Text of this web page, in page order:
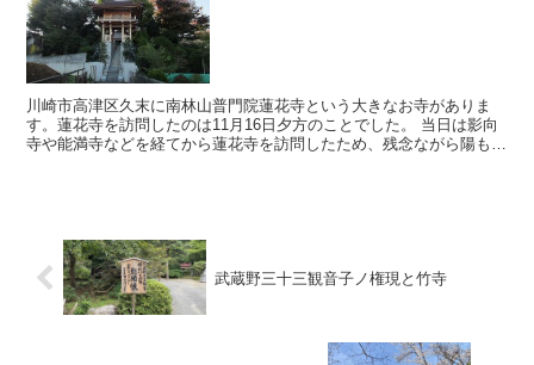
川崎市高津区久末に南林山普門院蓮花寺という大きなお寺がありま
す。蓮花寺を訪問したのは11月16日夕方のことでした。 当日は影向
寺や能満寺などを経てから蓮花寺を訪問したため、残念ながら陽も傾
武蔵野三十三観音子ノ権現と竹寺